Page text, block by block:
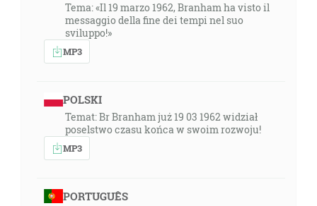
Tema: «Il 19 marzo 1962, Branham ha visto il
messaggio della fine dei tempi nel suo
sviluppo!»
MP3
POLSKI
Temat: Br Branham już 19 03 1962 widział
poselstwo czasu końca w swoim rozwoju!
MP3
PORTUGUÊS